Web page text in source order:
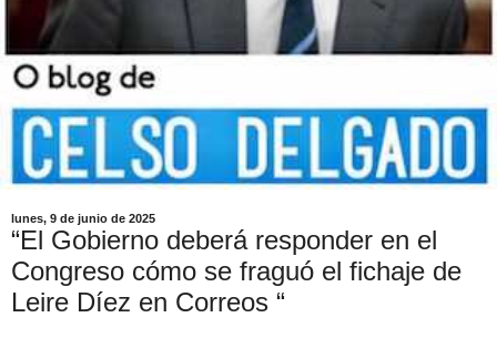
lunes, 9 de junio de 2025
“El Gobierno deberá responder en el
Congreso cómo se fraguó el fichaje de
Leire Díez en Correos “